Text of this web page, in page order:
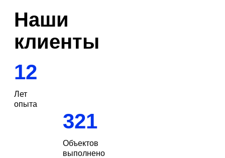
Наши
клиенты
12
Лет
опыта
321
Объектов
выполнено